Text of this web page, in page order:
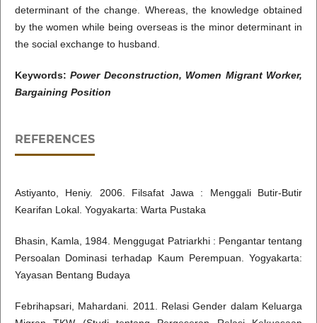
determinant of the change. Whereas, the knowledge obtained
by the women while being overseas is the minor determinant in
the social exchange to husband.
Keywords:Power Deconstruction, Women Migrant Worker,
Bargaining Position
REFERENCES
Astiyanto, Heniy. 2006. Filsafat Jawa : Menggali Butir-Butir
Kearifan Lokal. Yogyakarta: Warta Pustaka
Bhasin, Kamla, 1984. Menggugat Patriarkhi : Pengantar tentang
Persoalan Dominasi terhadap Kaum Perempuan. Yogyakarta:
Yayasan Bentang Budaya
Febrihapsari, Mahardani. 2011. Relasi Gender dalam Keluarga